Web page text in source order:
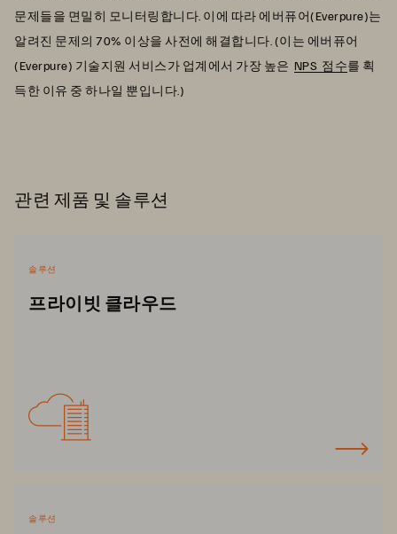
문제들을 면밀히 모니터링합니다. 이에 따라 에버퓨어(Everpure)는
알려진 문제의 70% 이상을 사전에 해결합니다. (이는 에버퓨어
(Everpure) 기술지원 서비스가 업계에서 가장 높은 NPS 점수를 획
득한 이유 중 하나일 뿐입니다.)
관련 제품 및 솔루션
솔루션
프라이빗 클라우드
솔루션